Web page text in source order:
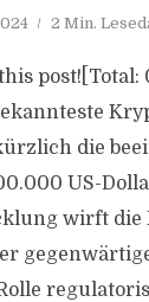
2 Min.
post![Total:
die
US-
wirft die